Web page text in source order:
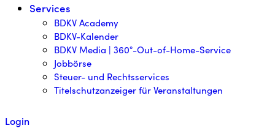
Services
BDKV Academy
BDKV-Kalender
BDKV Media | 360°-Out-of-Home-Service
Jobbörse
Steuer- und Rechtsservices
Titelschutzanzeiger für Veranstaltungen
Login